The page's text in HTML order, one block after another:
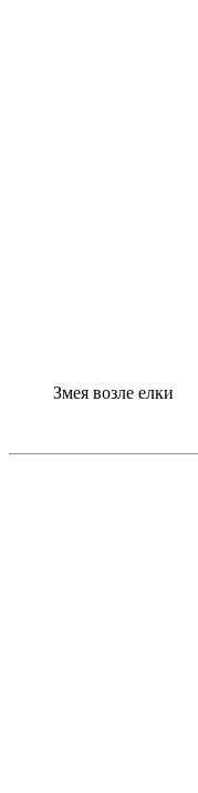
Змея возле елки